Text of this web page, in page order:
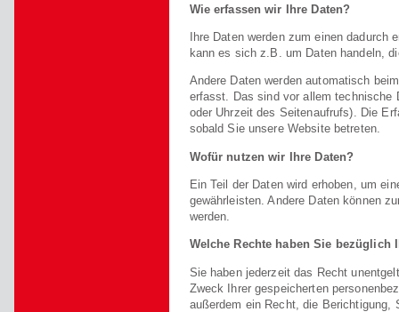
Wie erfassen wir Ihre Daten?
Ihre Daten werden zum einen
kann es sich z.B. um Daten handeln,
Andere Daten werden automatisch
erfasst. Das sind vor allem technische
oder Uhrzeit des Seitenaufrufs). Die
sobald Sie unsere Website betreten.
Wofür nutzen wir Ihre Daten?
Ein Teil der Daten wird erhoben, um
gewährleisten. Andere Daten können
werden.
Welche Rechte haben Sie bezüglich
Sie haben jederzeit das Recht
Zweck Ihrer gespeicherten
außerdem ein Recht, die Berichtigung,